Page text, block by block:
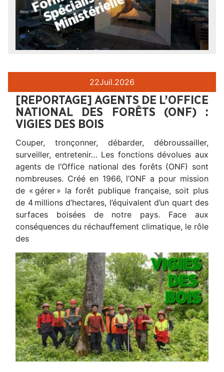
22Juil.2026
[REPORTAGE] AGENTS DE L’OFFICE
NATIONAL DES FORÊTS (ONF) :
VIGIES DES BOIS
Couper, tronçonner, débarder, débroussailler,
surveiller, entretenir… Les fonctions dévolues aux
agents de l’Office national des forêts (ONF) sont
nombreuses. Créé en 1966, l’ONF a pour mission
de « gérer » la forêt publique française, soit plus
de 4 millions d’hectares, l’équivalent d’un quart des
surfaces boisées de notre pays. Face aux
conséquences du réchauffement climatique, le rôle
des